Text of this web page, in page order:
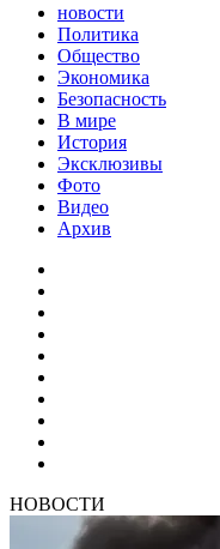
новости
Политика
Общество
Экономика
Безопасность
В мире
История
Эксклюзивы
Фото
Видео
Архив
НОВОСТИ